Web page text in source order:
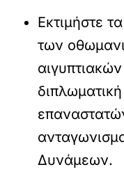
Εκτιμήστε
των
Δυνάμεων.